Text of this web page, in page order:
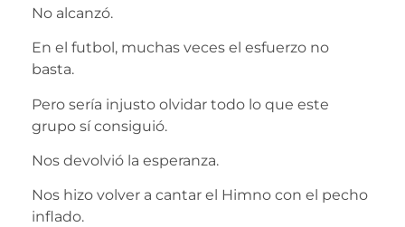
No alcanzó.
En el futbol, muchas veces el esfuerzo no
basta.
Pero sería injusto olvidar todo lo que este
grupo sí consiguió.
Nos devolvió la esperanza.
Nos hizo volver a cantar el Himno con el pecho
inflado.